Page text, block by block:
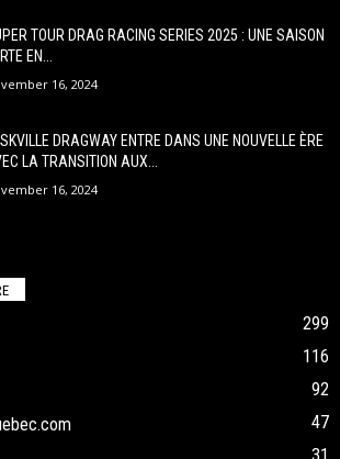
TOUR DRAG RACING SERIES 2025 : UNE SAISON
EN...
16, 2024
DRAGWAY ENTRE DANS UNE NOUVELLE ÈRE
LA TRANSITION AUX...
16, 2024
299
116
92
47
31